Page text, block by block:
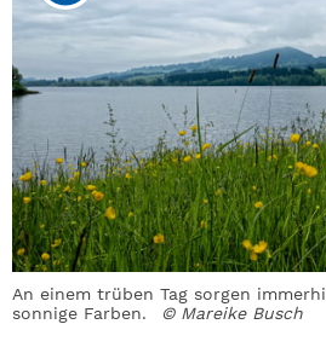
An einem trüben Tag sorgen
sonnige Farben.
© Mareike Busch